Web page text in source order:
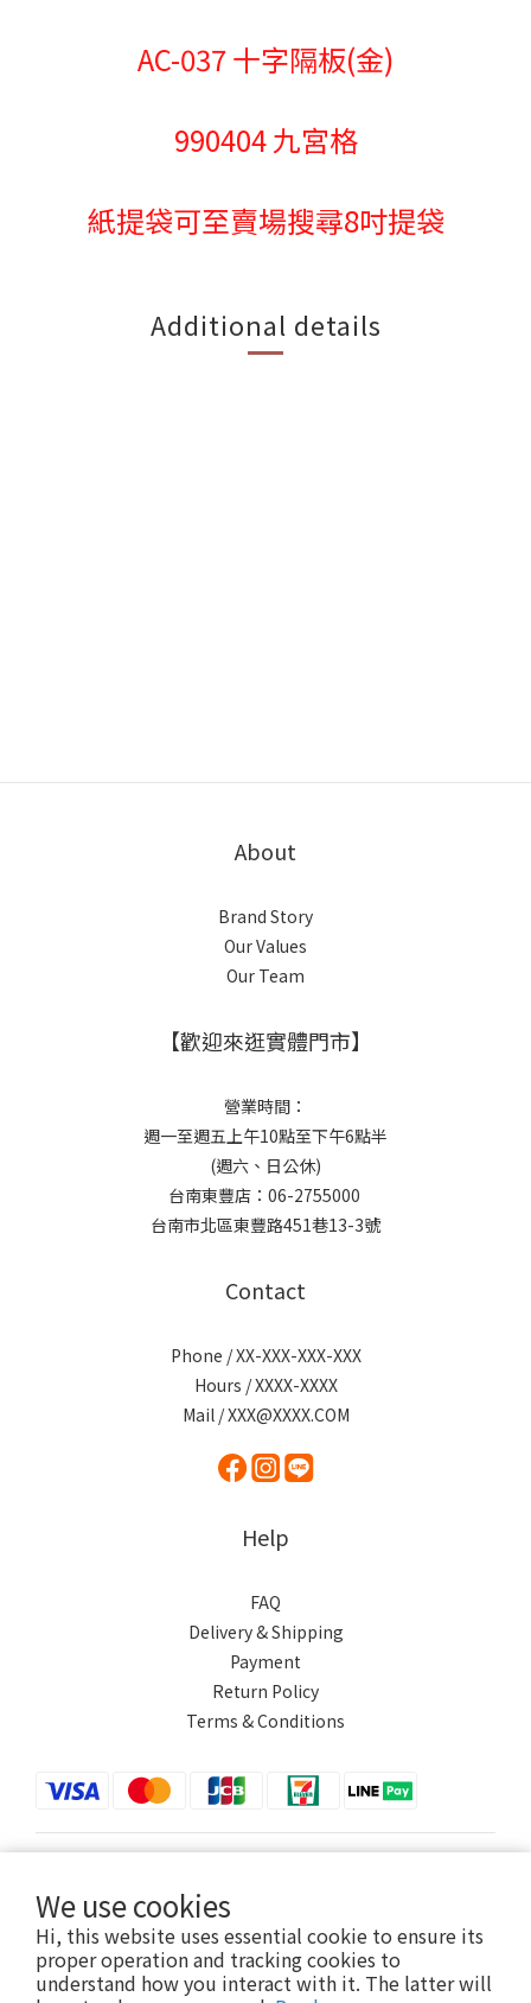
We use cookies
Hi, this website uses essential cookie to ensure its
proper operation and tracking cookies to
understand how you interact with it. The latter will
AC-037 十字隔板(金)
990404 九宮格
紙提袋可至賣場搜尋8吋提袋
Additional details
About
Brand Story
Our Values
Our Team
【歡迎來逛實體門市】
營業時間：
週一至週五上午10點至下午6點半
(週六、日公休)
台南東豐店：06-2755000
台南市北區東豐路451巷13-3號
Contact
Phone / XX-XXX-XXX-XXX
Hours / XXXX-XXXX
Mail / XXX@XXXX.COM
Help
FAQ
Delivery & Shipping
Payment
Return Policy
Terms & Conditions